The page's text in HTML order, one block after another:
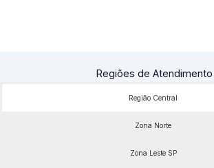
Regiões de Atendimento
Região Central
Zona Norte
Zona Leste SP